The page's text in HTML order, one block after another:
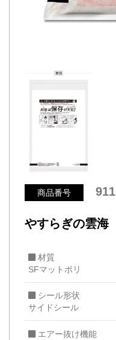
商品番号 911
やすらぎの雲海
材質
SFマットポリ
シール形状
サイドシール
エアー抜け機能